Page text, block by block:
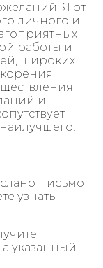
Я от
личного и
работы и
широких
и
письмо
узнать
указанный